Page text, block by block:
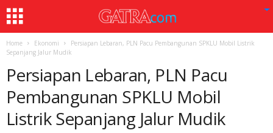
Home Ekonomi
Persiapan Lebaran, PLN Pacu Pembangunan SPKLU Mobil Listrik
Sepanjang Jalur Mudik
Persiapan Lebaran, PLN Pacu
Pembangunan SPKLU Mobil
Listrik Sepanjang Jalur Mudik